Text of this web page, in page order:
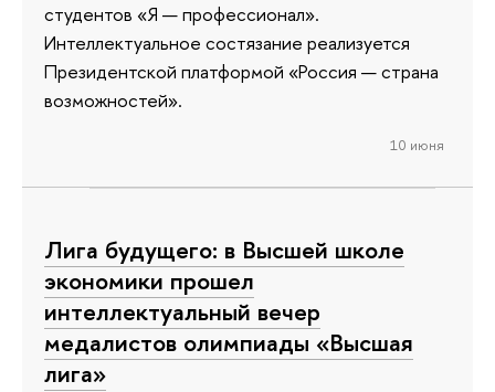
студентов «Я — профессионал».
Интеллектуальное состязание реализуется
Президентской платформой «Россия — страна
возможностей».
10 июня
Лига будущего: в Высшей школе
экономики прошел
интеллектуальный вечер
медалистов олимпиады «Высшая
лига»